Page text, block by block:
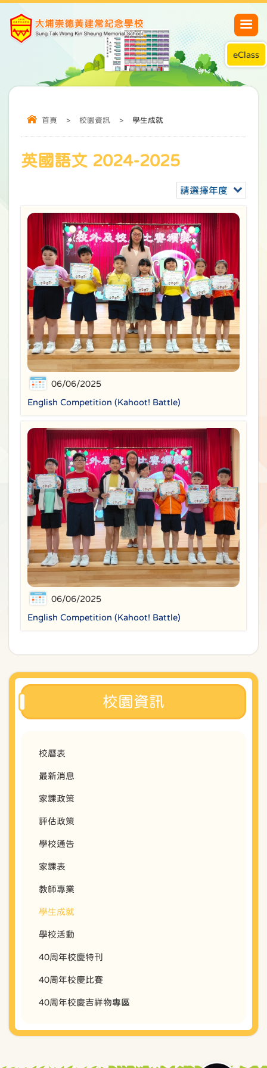
eClass
首頁 > 校園資訊 > 學生成就
英國語文 2024-2025
請選擇年度
06/06/2025
English Competition (Kahoot! Battle)
06/06/2025
English Competition (Kahoot! Battle)
校園資訊
校曆表
最新消息
家課政策
評估政策
學校通告
家課表
教師專業
學生成就
學校活動
40周年校慶特刊
40周年校慶比賽
40周年校慶吉祥物專區